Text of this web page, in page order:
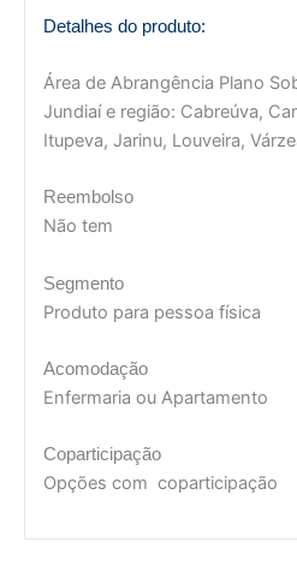
Detalhes do produto:
Área de Abrangência Plano
Jundiaí e região: Cabreúva,
Itupeva, Jarinu, Louveira,
Reembolso
Não tem
Segmento
Produto para pessoa física
Acomodação
Enfermaria ou Apartamento
Coparticipação
Opções com coparticipação